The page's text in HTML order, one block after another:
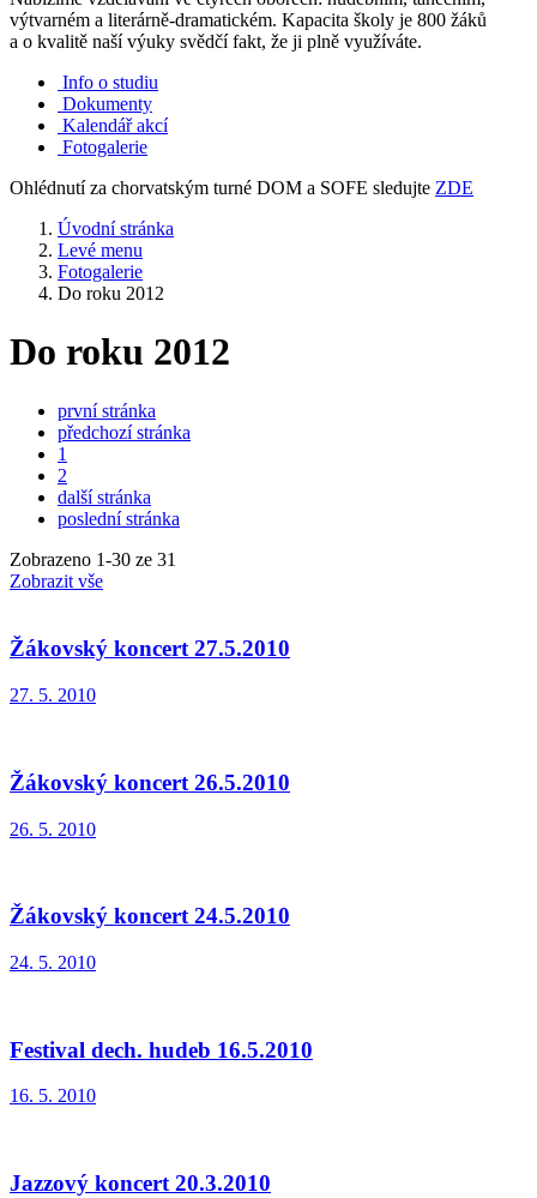
výtvarném a literárně-dramatickém. Kapacita školy je 800 žáků
a o kvalitě naší výuky svědčí fakt, že ji plně využíváte.
Info o studiu
Dokumenty
Kalendář akcí
Fotogalerie
Ohlédnutí za chorvatským turné DOM a SOFE sledujte ZDE
Úvodní stránka
Levé menu
Fotogalerie
Do roku 2012
Do roku 2012
první stránka
předchozí stránka
1
2
další stránka
poslední stránka
Zobrazeno 1-30 ze 31
Zobrazit vše
Žákovský koncert 27.5.2010
27. 5. 2010
Žákovský koncert 26.5.2010
26. 5. 2010
Žákovský koncert 24.5.2010
24. 5. 2010
Festival dech. hudeb 16.5.2010
16. 5. 2010
Jazzový koncert 20.3.2010